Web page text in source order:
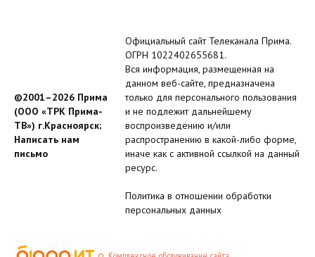
©2001–2026 Прима
(ООО «ТРК Прима-
ТВ») г.Красноярск;
Написать нам
письмо
Официальный сайт Телеканала Прима.
ОГРН 1022402655681.
Вся информация, размещенная на
данном веб-сайте, предназначена
только для персонального пользования
и не подлежит дальнейшему
воспроизведению и/или
распространению в какой-либо форме,
иначе как с активной ссылкой на данный
ресурс.
Политика в отношении обработки
персональных данных